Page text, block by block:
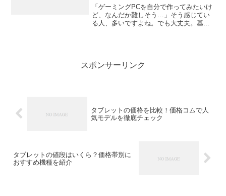
「ゲーミングPCを自分で作ってみたいけ
ど、なんだか難しそう…」そう感じてい
る人、多いですよね。でも大丈夫。基本
スポンサーリンク
タブレットの価格を比較！価格コムで人
気モデルを徹底チェック
タブレットの値段はいくら？価格帯別に
おすすめ機種を紹介